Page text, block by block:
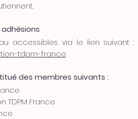
accessibles via le lien suivant :
tdpm-france
des membres suivants :
TDPM France